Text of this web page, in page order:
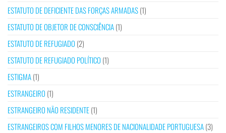
ESTATUTO DE DEFICIENTE DAS FORÇAS ARMADAS(1)
ESTATUTO DE OBJETOR DE CONSCIÊNCIA(1)
ESTATUTO DE REFUGIADO (2)
ESTATUTO DE REFUGIADO POLÍTICO (1)
ESTIGMA(1)
ESTRANGEIRO (1)
ESTRANGEIRO NÃO RESIDENTE(1)
ESTRANGEIROS COM FILHOS MENORES DE NACIONALIDADE PORTUGUESA(3)